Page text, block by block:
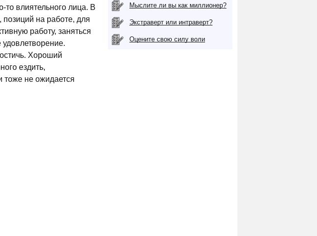
то влиятельного лица. В
на работе, для
работу, заняться
удовлетворение.
Хороший
ездить,
тоже не ожидается
Мыслите ли вы как миллионер?
Экстраверт или интраверт?
Оцените свою силу воли